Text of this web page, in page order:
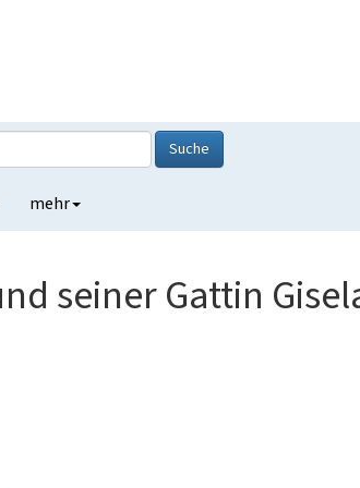
Suche
mehr
seiner Gattin